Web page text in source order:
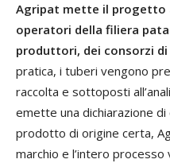
Agripat mette il progetto
operatori della filiera
produttori, dei consorzi
pratica, i tuberi vengono
raccolta e sottoposti
emette una dichiarazione
prodotto di origine certa,
marchio e l’intero